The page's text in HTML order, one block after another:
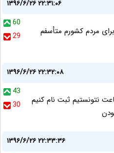
۱۳۹۶/۶/۲۶ ۲۲:۳۱:۰۶
60
29
مردم کشورم متأسفم
۱۳۹۶/۶/۲۶ ۲۲:۳۲:۰۸
43
30
نتونستيم ثبت نام كنيم
۱۳۹۶/۶/۲۶ ۲۲:۳۳:۳۶